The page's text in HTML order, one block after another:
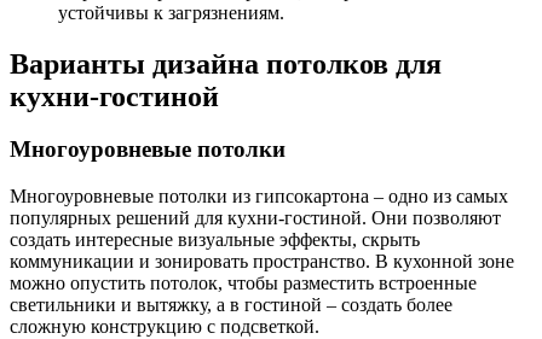
устойчивы к загрязнениям.
Варианты дизайна потолков для
кухни-гостиной
Многоуровневые потолки
Многоуровневые потолки из гипсокартона – одно из самых
популярных решений для кухни-гостиной. Они позволяют
создать интересные визуальные эффекты, скрыть
коммуникации и зонировать пространство. В кухонной зоне
можно опустить потолок, чтобы разместить встроенные
светильники и вытяжку, а в гостиной – создать более
сложную конструкцию с подсветкой.